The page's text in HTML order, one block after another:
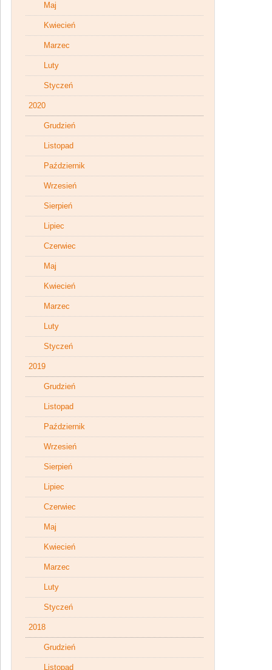
Maj
Kwiecień
Marzec
Luty
Styczeń
2020
Grudzień
Listopad
Październik
Wrzesień
Sierpień
Lipiec
Czerwiec
Maj
Kwiecień
Marzec
Luty
Styczeń
2019
Grudzień
Listopad
Październik
Wrzesień
Sierpień
Lipiec
Czerwiec
Maj
Kwiecień
Marzec
Luty
Styczeń
2018
Grudzień
Listopad